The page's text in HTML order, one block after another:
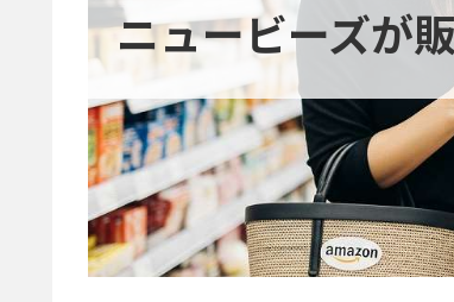
ニュービーズが